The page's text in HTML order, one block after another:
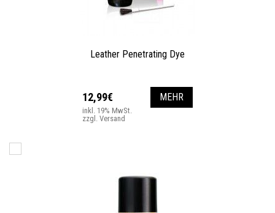
Leather Penetrating Dye
12,99€
inkl. 19% MwSt.
zzgl. Versand
MEHR